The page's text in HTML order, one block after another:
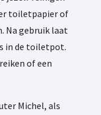
toiletpapier of
Na gebruik laat
in de toiletpot.
of een
Michel, als